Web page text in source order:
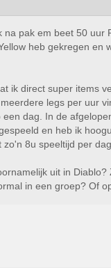
na pak em beet 50 uur
heb gekregen en
ik direct super items
legs per uur
dag. In de
en heb ik
zo'n 8u speeltijd per
uit in Diablo?
in een groep? Of